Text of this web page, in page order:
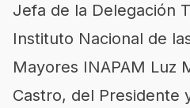
Jefa de la Delegación
Instituto Nacional de
Mayores INAPAM Luz
Castro, del Presidente